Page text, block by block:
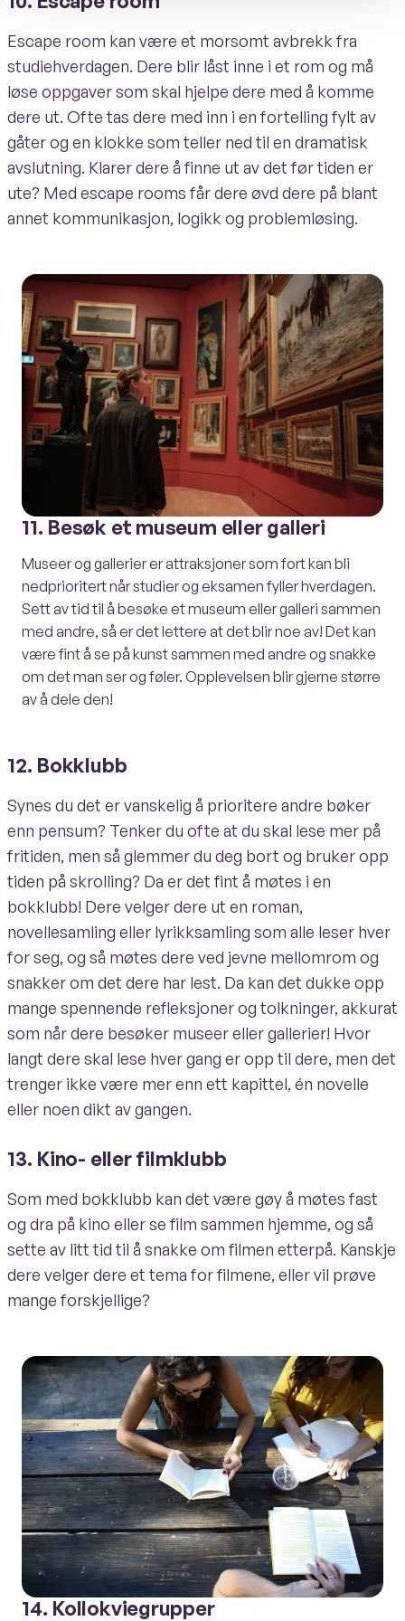
Escape room kan være et morsomt avbrekk fra
studiehverdagen. Dere blir låst inne i et rom og må
løse oppgaver som skal hjelpe dere med å komme
dere ut. Ofte tas dere med inn i en fortelling fylt av
gåter og en klokke som teller ned til en dramatisk
avslutning. Klarer dere å finne ut av det før tiden er
ute? Med escape rooms får dere øvd dere på blant
annet kommunikasjon, logikk og problemløsing.
11. Besøk et museum eller galleri
Museer og gallerier er attraksjoner som fort kan bli
nedprioritert når studier og eksamen fyller hverdagen.
Sett av tid til å besøke et museum eller galleri sammen
med andre, så er det lettere at det blir noe av! Det kan
være fint å se på kunst sammen med andre og snakke
om det man ser og føler. Opplevelsen blir gjerne større
av å dele den!
12. Bokklubb
Synes du det er vanskelig å prioritere andre bøker
enn pensum? Tenker du ofte at du skal lese mer på
fritiden, men så glemmer du deg bort og bruker opp
tiden på skrolling? Da er det fint å møtes i en
bokklubb! Dere velger dere ut en roman,
novellesamling eller lyrikksamling som alle leser hver
for seg, og så møtes dere ved jevne mellomrom og
snakker om det dere har lest. Da kan det dukke opp
mange spennende refleksjoner og tolkninger, akkurat
som når dere besøker museer eller gallerier! Hvor
langt dere skal lese hver gang er opp til dere, men det
trenger ikke være mer enn ett kapittel, én novelle
eller noen dikt av gangen.
13. Kino- eller filmklubb
Som med bokklubb kan det være gøy å møtes fast
og dra på kino eller se film sammen hjemme, og så
sette av litt tid til å snakke om filmen etterpå. Kanskje
dere velger dere et tema for filmene, eller vil prøve
mange forskjellige?
14. Kollokviegrupper